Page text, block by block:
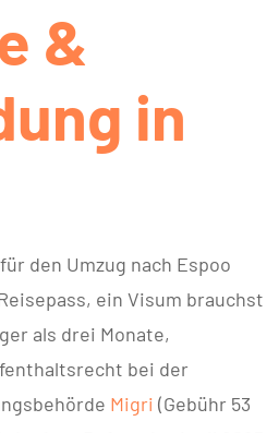
&
in
den Umzug nach Espoo
ein Visum brauchst
als drei Monate,
bei der
Migri (Gebühr 53